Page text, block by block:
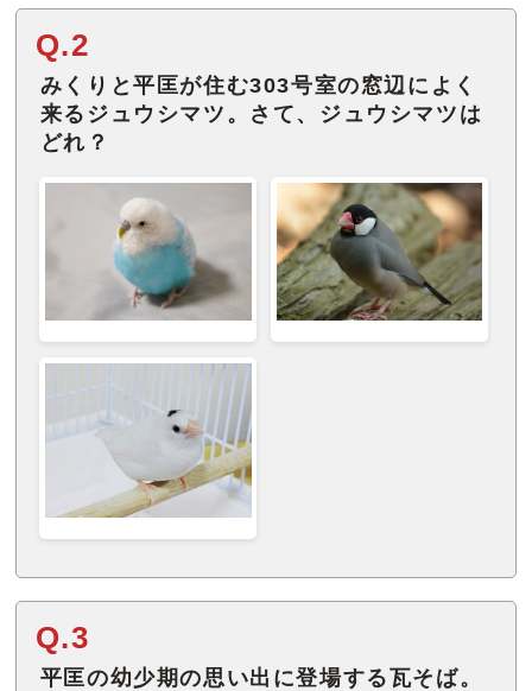
Q.2
みくりと平匡が住む303号室の窓辺によく
来るジュウシマツ。さて、ジュウシマツは
どれ？
Q.3
平匡の幼少期の思い出に登場する瓦そば。